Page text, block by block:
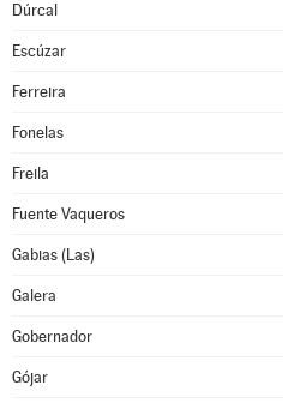
Dúrcal
Escúzar
Ferreira
Fonelas
Freila
Fuente Vaqueros
Gabias (Las)
Galera
Gobernador
Gójar